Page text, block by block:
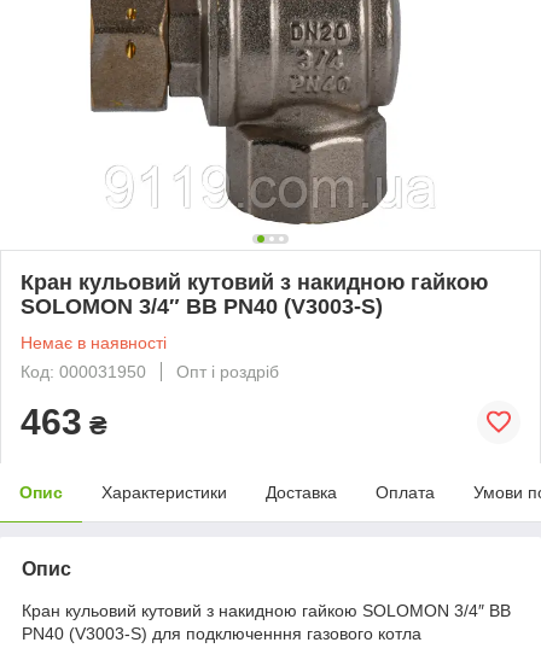
Кран кульовий кутовий з накидною гайкою
SOLOMON 3/4″ ВВ PN40 (V3003-S)
Немає в наявності
Код: 000031950
Опт і роздріб
463 ₴
Опис Характеристики Доставка Оплата Умови
Опис
Кран кульовий кутовий з накидною гайкою SOLOMON 3/4″ ВВ
PN40 (V3003-S) для подключенння газового котла